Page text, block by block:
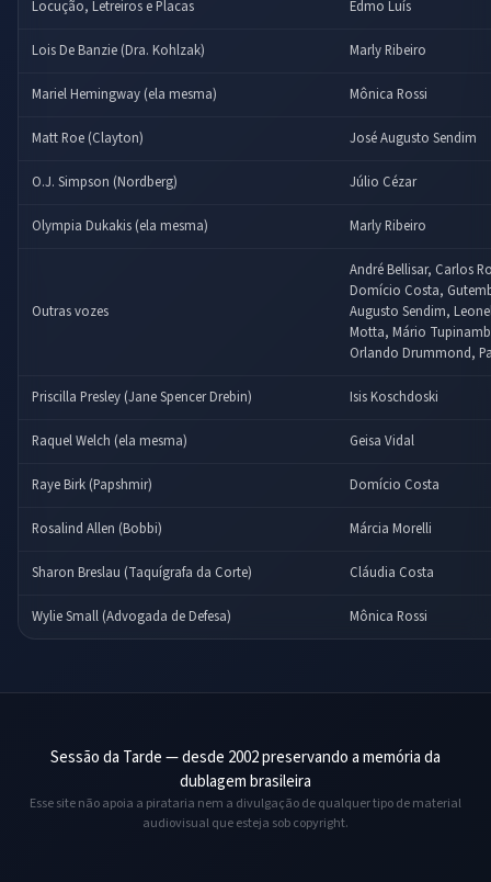
Locução, Letreiros e Placas Edmo Luís
Lois De Banzie (Dra. Kohlzak) Marly Ribeiro
Mariel Hemingway (ela mesma) Mônica Rossi
Matt Roe (Clayton) José Augusto Sendim
O.J. Simpson (Nordberg) Júlio Cézar
Olympia Dukakis (ela mesma) Marly Ribeiro
Outras vozes
André Bellisar, Carlos
Domício Costa,
Augusto Sendim,
Motta, Mário
Orlando Drummond,
Priscilla Presley (Jane Spencer Drebin) Isis Koschdoski
Raquel Welch (ela mesma) Geisa Vidal
Raye Birk (Papshmir) Domício Costa
Rosalind Allen (Bobbi) Márcia Morelli
Sharon Breslau (Taquígrafa da Corte) Cláudia Costa
Wylie Small (Advogada de Defesa) Mônica Rossi
Sessão da Tarde — desde 2002 preservando a memória da
dublagem brasileira
Esse site não apoia a pirataria nem a divulgação de qualquer tipo de material
audiovisual que esteja sob copyright.